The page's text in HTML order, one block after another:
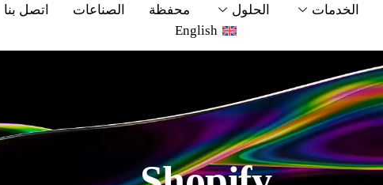
الخدمات الحلول محفظة الصناعات
اتصل بنا
English